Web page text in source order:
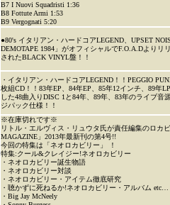
B7 I Nuovi Squadristi 1:36
B8 Fottute Armi 1:53
B9 Vergognati 5:20
●80's イタリアン・ハードコアLEGEND、UPSET
DEMOTAPE 1984」がオフィシャルでF.O.A.Dより
されたBLACK VINYL盤！！
・イタリアン・ハードコアLEGEND！！PEGGIO
枚組CD！！83年EP、84年EP、85年12インチ、89年
した48曲入りDISC 1と84年、89年、83年のライブ音
ジパック仕様！！
※在庫切れです※
リトル・エルヴィス・リュウタ氏が責任編集のロカ
MAGAZINE」2013年最新刊の第4号!!
今回の特集は「ネオロカビリー」 ！
特集:クール&クレイジー!ネオロカビリー
・ネオロカビリー誕生物語
・ネオロカビリー対談
・ネオロカビリー・アイテム徹底研究
・聴かずに死ねるか!ネオロカビリー・アルバム etc…
・Big Jay McNeely